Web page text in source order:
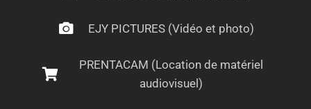
EJY PICTURES (Vidéo et photo)
PRENTACAM (Location de matériel
audiovisuel)